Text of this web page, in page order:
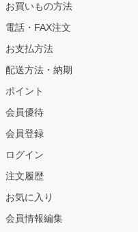
お買いもの方法
電話・FAX注文
お支払方法
配送方法・納期
ポイント
会員優待
会員登録
ログイン
注文履歴
お気に入り
会員情報編集